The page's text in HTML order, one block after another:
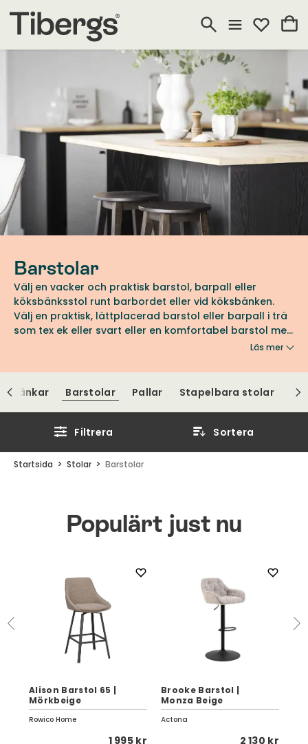
Barstolar
Välj en vacker och praktisk barstol, barpall eller
köksbänksstol runt barbordet eller vid köksbänken.
Välj en praktisk, lättplacerad barstol eller barpall i trä
som tex ek eller svart eller en komfortabel barstol med
ryggstöd med stoppad sits som du kan välja i olika
Läs mer
Bänkar Barstolar Pallar Stapelbara stolar
Filtrera Sortera
Startsida Stolar Barstolar
Populärt just nu
Alison Barstol 65 |
Mörkbeige
Rowico Home
1 995 kr
Brooke Barstol |
Monza Beige
Actona
2 130 kr